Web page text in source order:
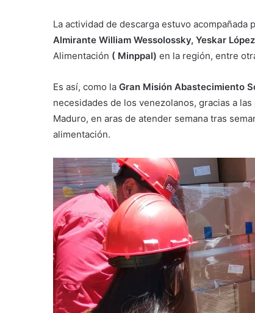
La actividad de descarga estuvo acompañada
Almirante William Wessolossky, Yeskar
Alimentación ( Minppal) en la región, entre
Es así, como la Gran Misión Abastecimiento
necesidades de los venezolanos, gracias a
Maduro, en aras de atender semana tras
alimentación.